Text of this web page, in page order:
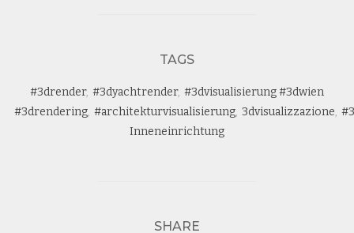
TAGS
#3drender, #3dyachtrender, #3dvisualisierung #3dwien
#3drendering, #architekturvisualisierung, 3dvisualizzazione,
Inneneinrichtung
SHARE